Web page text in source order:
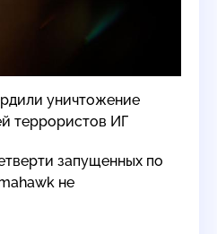
уничтожение
террористов ИГ
запущенных по
не